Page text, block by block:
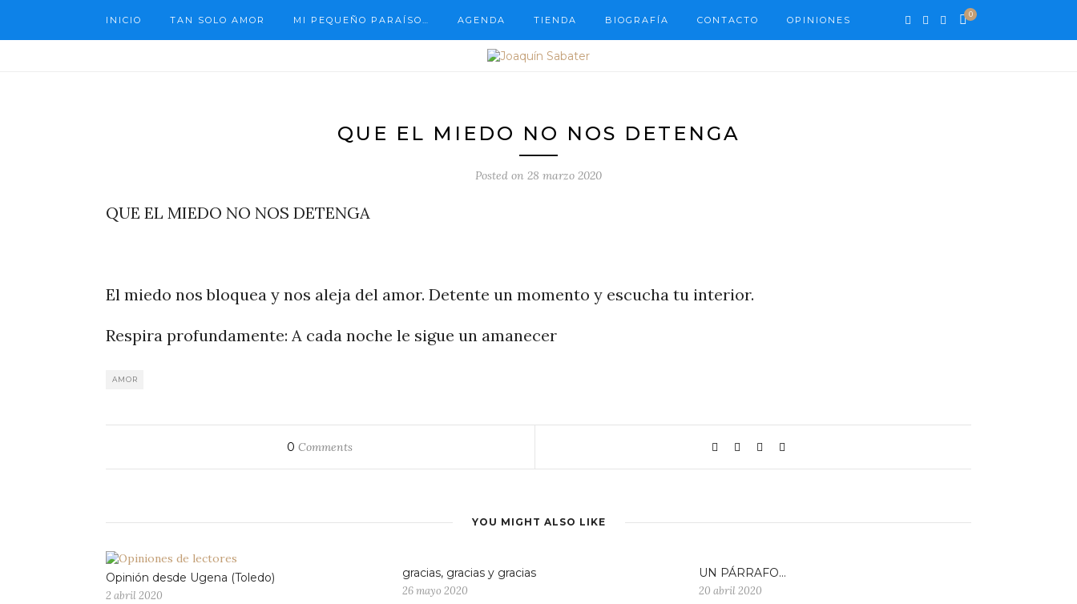
INICIO TAN SOLO AMOR MI PEQUEÑO PARAÍSO… AGENDA TIENDA BIOGRAFÍA CONTACTO OPINIONES
0
QUE EL MIEDO NO NOS DETENGA
Posted on 28 marzo 2020
QUE EL MIEDO NO NOS DETENGA
El miedo nos bloquea y nos aleja del amor. Detente un momento y escucha tu interior.
Respira profundamente: A cada noche le sigue un amanecer
AMOR
0 Comments
YOU MIGHT ALSO LIKE
Opinión desde Ugena (Toledo)
2 abril 2020
gracias, gracias y gracias
26 mayo 2020
UN PÁRRAFO…
20 abril 2020